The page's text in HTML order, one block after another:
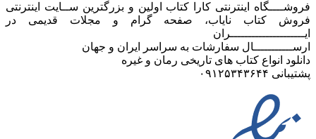
فروشــــگاه اینترنتی کارا کتاب اولین و بزرگترین ســایت اینترنتی
فروش کتاب نایاب، صفحه گرام و مجلات قدیمی در
ایـــــــــــــــــــــران
ارســـــــــــال سفارشات به سراسر ایران و جهان
دانلود انواع کتاب های تاریخی رمان و غیره
پشتیبانی ۰۹۱۲۵۳۴۳۶۴۴